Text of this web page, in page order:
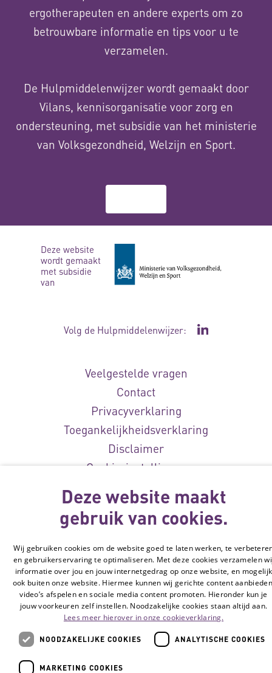
ergotherapeuten en andere experts om zo
betrouwbare informatie en tips voor u te
verzamelen.
De Hulpmiddelenwijzer wordt gemaakt door
Vilans, kennisorganisatie voor zorg en
ondersteuning, met subsidie van het ministerie
van Volksgezondheid, Welzijn en Sport.
Deze website
wordt gemaakt
met subsidie
van
Volg de Hulpmiddelenwijzer: Ga naar de
Veelgestelde vragen
Contact
Privacyverklaring
Toegankelijkheidsverklaring
Disclaimer
Cookie-instellingen
© Vilans, 2026
Deze website maakt
gebruik van cookies.
Wij gebruiken cookies om de website goed te laten werken, te
en gebruikerservaring te optimaliseren. Met deze cookies verzamelen
informatie over jou en jouw internetgedrag op onze website, en mogelijk
ook buiten onze website. Hiermee kunnen wij gerichte content
video’s afspelen en sociale media content promoten. Hieronder kun je
jouw voorkeuren zelf instellen. Noodzakelijke cookies staan altijd aan.
Lees meer hierover in onze cookieverklaring.
NOODZAKELIJKE COOKIES ANALYTISCHE COOKIES
MARKETING COOKIES